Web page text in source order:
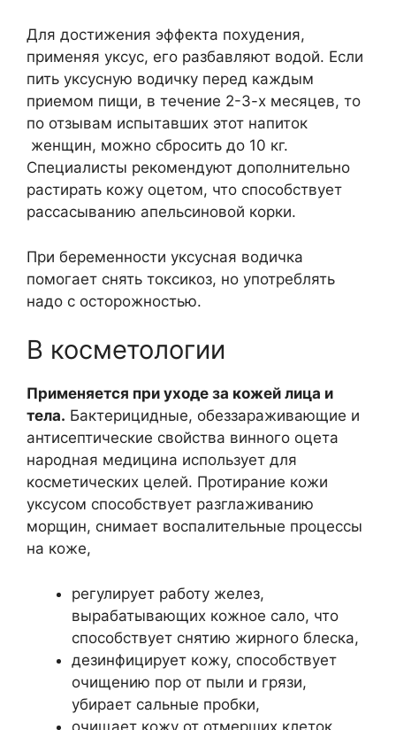
Для достижения эффекта похудения,
применяя уксус, его разбавляют водой. Если
пить уксусную водичку перед каждым
приемом пищи, в течение 2-3-х месяцев, то
по отзывам испытавших этот напиток
женщин, можно сбросить до 10 кг.
Специалисты рекомендуют дополнительно
растирать кожу оцетом, что способствует
рассасыванию апельсиновой корки.
При беременности уксусная водичка
помогает снять токсикоз, но употреблять
надо с осторожностью.
В косметологии
Применяется при уходе за кожей лица и
тела. Бактерицидные, обеззараживающие и
антисептические свойства винного оцета
народная медицина использует для
косметических целей. Протирание кожи
уксусом способствует разглаживанию
морщин, снимает воспалительные процессы
на коже,
регулирует работу желез,
вырабатывающих кожное сало, что
способствует снятию жирного блеска,
дезинфицирует кожу, способствует
очищению пор от пыли и грязи,
убирает сальные пробки,
очищает кожу от отмерших клеток,